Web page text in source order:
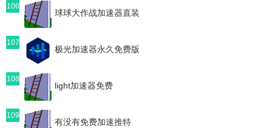
106
球球大作战加速器直装
107
极光加速器永久免费版
108
light加速器免费
109
有没有免费加速推特